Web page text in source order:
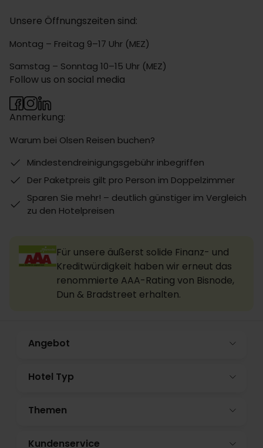
Unsere Öffnungszeiten sind:
Montag – Freitag 9–17 Uhr (MEZ)
Samstag – Sonntag 10–15 Uhr (MEZ)
Anmerkung:
Warum bei Olsen Reisen buchen?
Mindestendreinigungsgebühr inbegriffen
Der Paketpreis gilt pro Person im Doppelzimmer
Sparen Sie mehr! – deutlich günstiger im Vergleich
zu den Hotelpreisen
Follow us on social media
Für unsere äußerst solide Finanz- und
Kreditwürdigkeit haben wir erneut das
renommierte AAA-Rating von Bisnode,
Dun & Bradstreet erhalten.
Angebot
Hotel Typ
Themen
Kundenservice